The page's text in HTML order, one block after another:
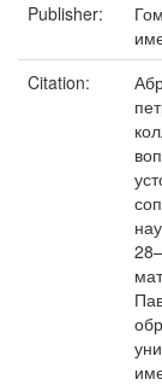
Publisher:
Citation: